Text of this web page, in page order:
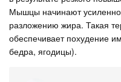
Мышцы начинают усиленно
разложению жира. Такая
обеспечивает похудение
бедра, ягодицы).